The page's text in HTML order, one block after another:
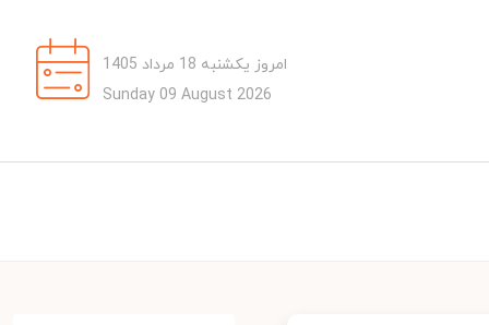
امروز یکشنبه 18 مرداد 1405
Sunday 09 August 2026